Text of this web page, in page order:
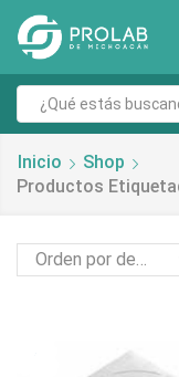
Inicio
Shop
Productos